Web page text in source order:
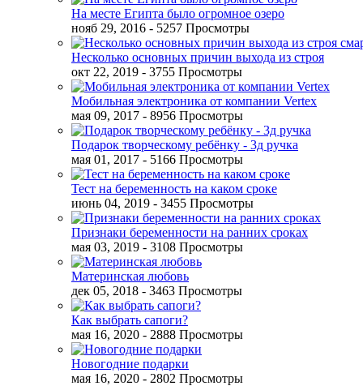
На месте Египта было огромное озеро
нояб 29, 2016 - 5257 Просмотры
Несколько основных причин выхода из строя
окт 22, 2019 - 3755 Просмотры
Мобильная электроника от компании Vertex
мая 09, 2017 - 8956 Просмотры
Подарок творческому ребёнку - 3д ручка
мая 01, 2017 - 5166 Просмотры
Тест на беременность на каком сроке
июнь 04, 2019 - 3455 Просмотры
Признаки беременности на ранних сроках
мая 03, 2019 - 3108 Просмотры
Материнская любовь
дек 05, 2018 - 3463 Просмотры
Как выбрать сапоги?
мая 16, 2020 - 2888 Просмотры
Новогодние подарки
мая 16, 2020 - 2802 Просмотры